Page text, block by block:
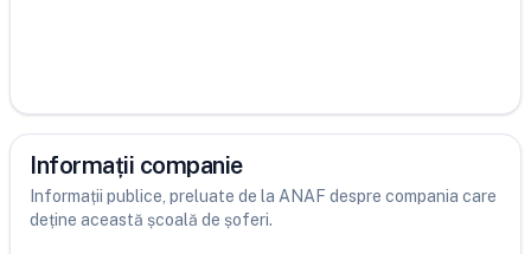
Informații companie
Informații publice, preluate de la ANAF despre compania care
deține această școală de șoferi.